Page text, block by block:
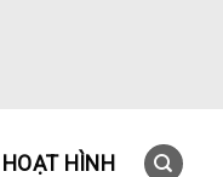
HOẠT HÌNH